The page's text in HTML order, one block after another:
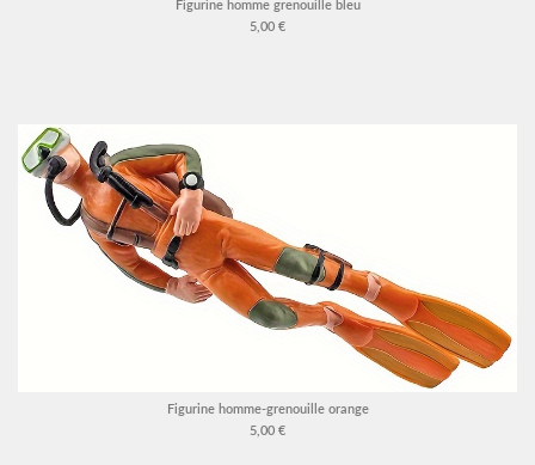
Figurine homme grenouille bleu
5,00 €
Figurine homme-grenouille orange
5,00 €